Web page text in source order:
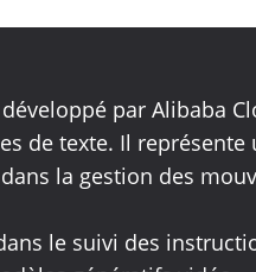
par Alibaba
de texte. Il
la gestion des
le suivi des